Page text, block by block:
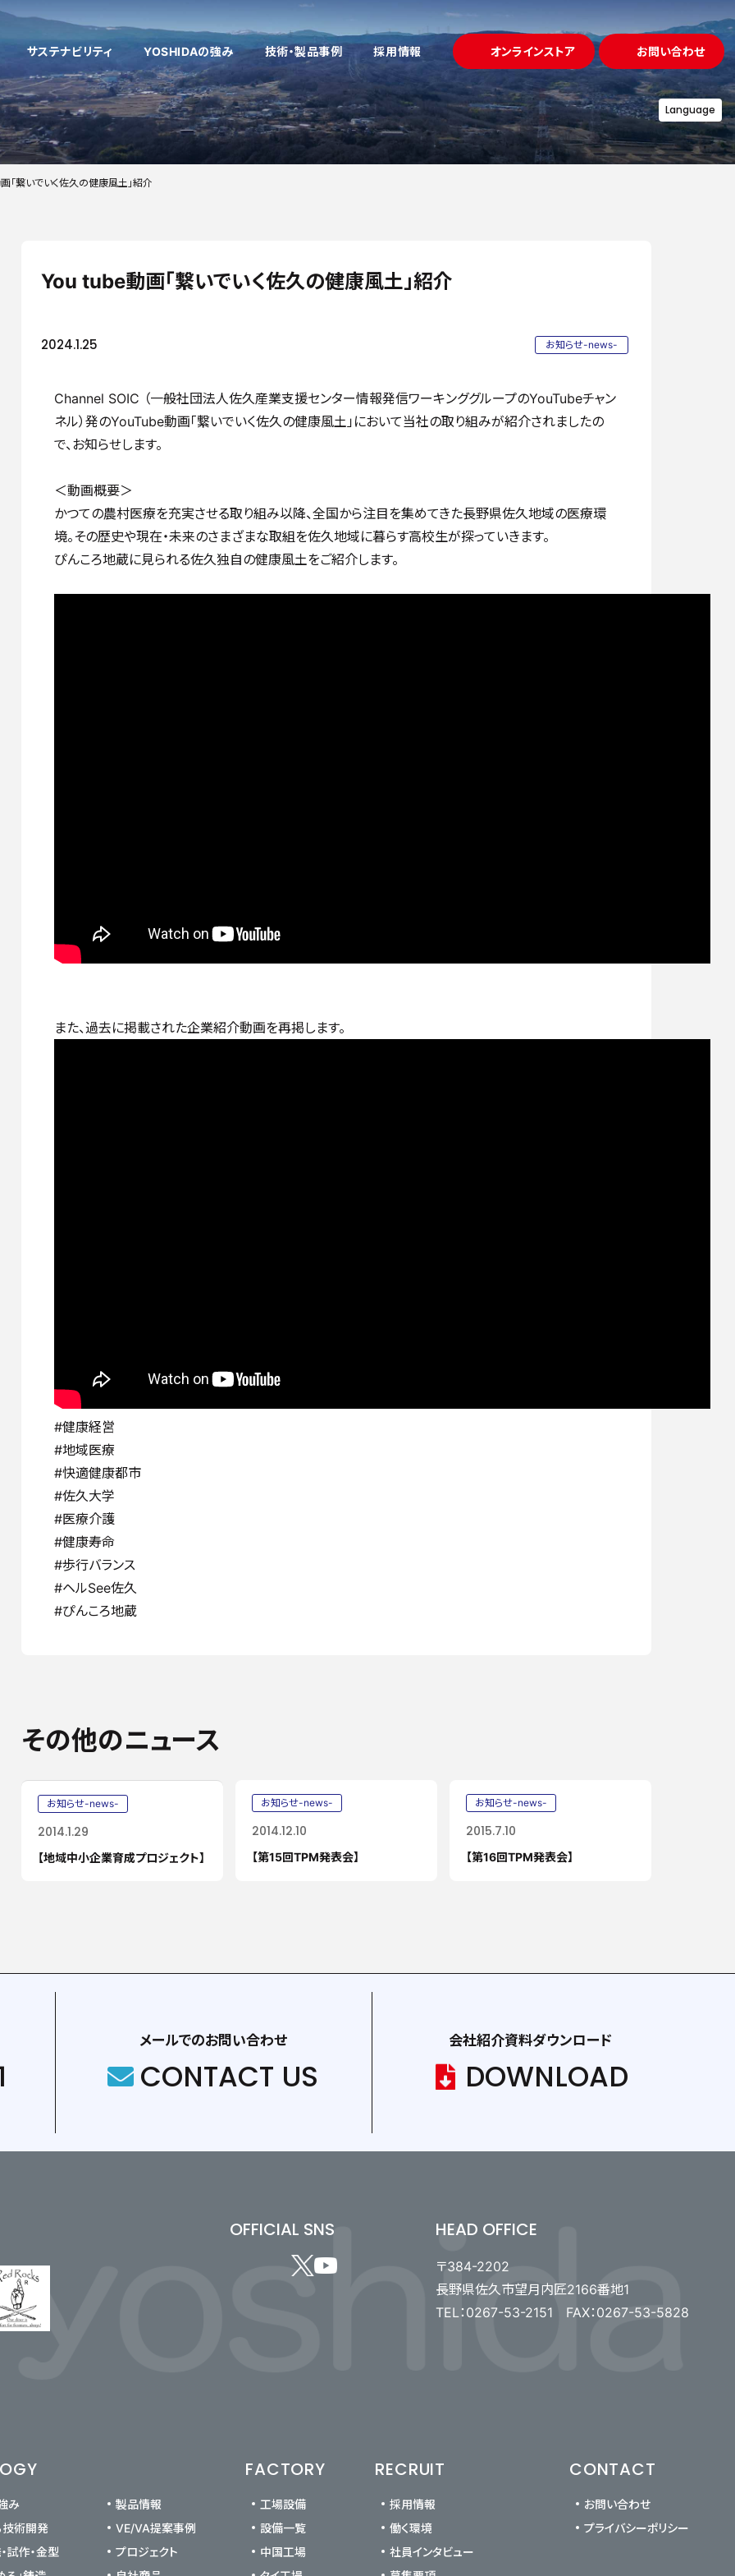
企業理念 アクセス
サステナビリティ
健康経営
YOSHIDAの強み
多様性のある技術開発 「溶かして固める」鋳造
技術・製品事例
製品情報 プロジェクト
採用情報
働く環境 募集要項
オンラインストア お問い合わせ
「繋いでいく佐久の健康風土」紹介
You tube動画「繋いでいく佐久の健康風土」紹介
2024.1.25 お知らせ-news-
Channel SOIC （一般社団法人佐久産業支援センター情報発信ワーキンググループのYouTubeチャン
ネル）発のYouTube動画「繋いでいく佐久の健康風土」において当社の取り組みが紹介されましたの
で、お知らせします。
＜動画概要＞
かつての農村医療を充実させる取り組み以降、全国から注目を集めてきた長野県佐久地域の医療環
境。その歴史や現在・未来のさまざまな取組を佐久地域に暮らす高校生が探っていきます。
ぴんころ地蔵に見られる佐久独自の健康風土をご紹介します。
また、過去に掲載された企業紹介動画を再掲します。
#健康経営
#地域医療
#快適健康都市
#佐久大学
#医療介護
#健康寿命
#歩行バランス
#ヘルSee佐久
#ぴんころ地蔵
その他のニュース
お知らせ-news-
2014.1.29
【地域中小企業育成プロジェクト】
お知らせ-news-
2014.12.10
【第15回TPM発表会】
お知らせ-news-
2015.7.10
【第16回TPM発表会】
メールでのお問い合わせ
CONTACT US
会社紹介資料ダウンロード
DOWNLOAD
OFFICIAL SNS HEAD OFFICE
〒384-2202
長野県佐久市望月内匠2166番地1
TEL：0267-53-2151 FAX：0267-53-5828
み
術開発
試作・金型
製品情報
VE/VA提案事例
プロジェクト
FACTORY
工場設備
設備一覧
中国工場
RECRUIT
採用情報
働く環境
社員インタビュー
CONTACT
お問い合わせ
プライバシーポリシー
Language